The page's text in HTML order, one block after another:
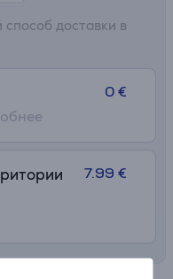
доставки в
0 €
7.99 €